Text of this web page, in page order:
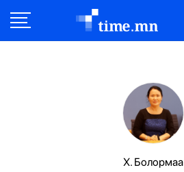
Эдийн Засаг
Х. Болормаа